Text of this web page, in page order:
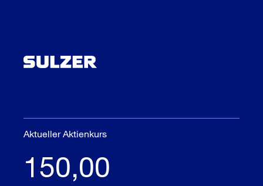
Aktueller Aktienkurs
150,00